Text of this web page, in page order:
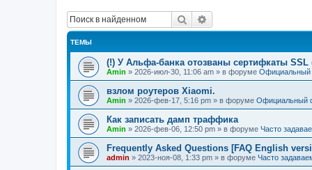
Поиск
ТЕМЫ
(!) У Альфа-банка отозваны сертифкаты SSL
Amin » 2026-июл-30, 11:06 am » в форуме
взлом роутеров Xiaomi.
Amin » 2026-фев-17, 5:16 pm » в форуме Официальный
Как записать дамп траффика
Amin » 2026-фев-06, 12:50 pm » в форуме Часто
Frequently Asked Questions [FAQ English
admin » 2023-ноя-08, 1:33 pm » в форуме Часто